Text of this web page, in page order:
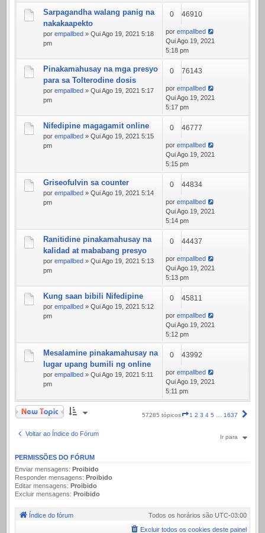
Sarpagandha walang panig na
nakakaapekto
por empallbed » Qui Ago 19, 2021 5:18
pm
0 46910
por empallbed
Qui Ago 19, 2021
5:18 pm
Pinakamahusay na mga presyo
para sa Tolterodine dosis
por empallbed » Qui Ago 19, 2021 5:17
pm
0 76143
por empallbed
Qui Ago 19, 2021
5:17 pm
Nifedipine magagamit online
por empallbed » Qui Ago 19, 2021 5:15
pm
0 46777
por empallbed
Qui Ago 19, 2021
5:15 pm
Griseofulvin sa counter
por empallbed » Qui Ago 19, 2021 5:14
pm
0 44834
por empallbed
Qui Ago 19, 2021
5:14 pm
Ranitidine pinakamahusay na
kalidad at mababang presyo
por empallbed » Qui Ago 19, 2021 5:13
pm
0 44437
por empallbed
Qui Ago 19, 2021
5:13 pm
Kung saan bibili Nifedipine
por empallbed » Qui Ago 19, 2021 5:12
pm
0 45811
por empallbed
Qui Ago 19, 2021
5:12 pm
Mesalamine pinakamahusay na
lugar upang bumili ng online
por empallbed » Qui Ago 19, 2021 5:11
pm
0 43992
por empallbed
Qui Ago 19, 2021
5:11 pm
Novo Tópico
57285 tópicos
Página
1 2 3 4 5 … 1637
Voltar ao Índice do Fórum Ir para
PERMISSÕES DO FÓRUM
Enviar mensagens: Proibido
Responder mensagens: Proibido
Editar mensagens: Proibido
Excluir mensagens: Proibido
Índice do fórum Todos os horários são UTC-03:00
Excluir todos os cookies deste painel